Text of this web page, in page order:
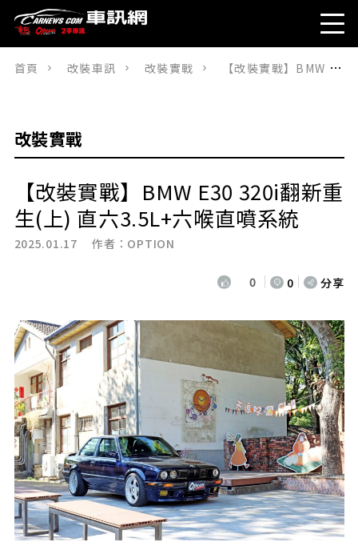
首頁 改裝車訊 改裝實戰 【改裝實戰】BMW E30 320i翻新重生(上) 直六3.5L+六喉直噴系統
改裝實戰
【改裝實戰】BMW E30 320i翻新重
生(上) 直六3.5L+六喉直噴系統
2025.01.17 作者： OPTION
0 0 分享